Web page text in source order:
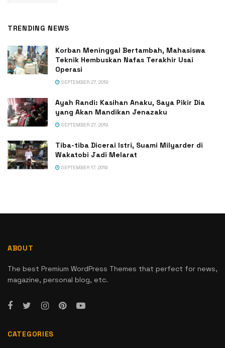
TRENDING NEWS
Korban Meninggal Bertambah, Mahasiswa
Teknik Hembuskan Nafas Terakhir Usai
Operasi
SEPTEMBER 27, 2019
Ayah Randi: Kasihan Anaku, Saya Pikir Dia
yang Akan Mandikan Jenazaku
SEPTEMBER 27, 2019
Tiba-tiba Dicerai Istri, Suami Milyarder di
Wakatobi Jadi Melarat
SEPTEMBER 17, 2019
ABOUT
The best Premium WordPress Themes that perfect for news,
magazine, personal blog, etc.
CATEGORIES